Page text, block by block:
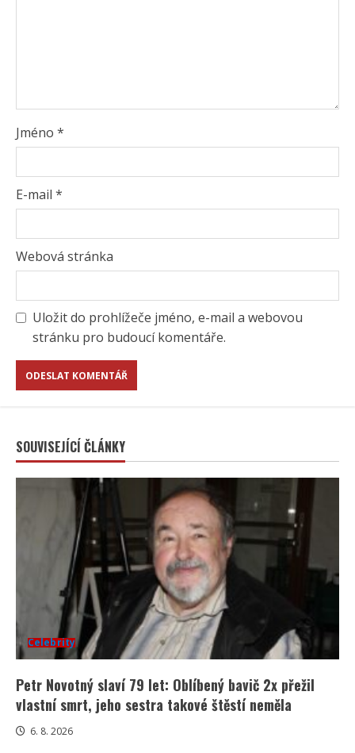
Jméno *
E-mail *
Webová stránka
Uložit do prohlížeče jméno, e-mail a webovou
stránku pro budoucí komentáře.
SOUVISEJÍCÍ ČLÁNKY
Celebrity
Petr Novotný slaví 79 let: Oblíbený bavič 2x přežil
vlastní smrt, jeho sestra takové štěstí neměla
6. 8. 2026